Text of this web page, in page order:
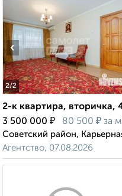
2/2
‹
2-к квартира, вторичка,
3 500 000 ₽ 80 500 ₽ за
Советский район,
Агентство, 07.08.2026